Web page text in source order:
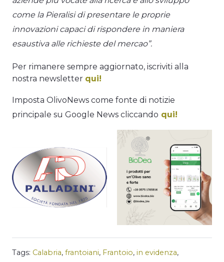
come la Pieralisi di presentare le proprie
innovazioni capaci di rispondere in maniera
esaustiva alle richieste del mercao”.
Per rimanere sempre aggiornato, iscriviti alla
nostra newsletter qui!
Imposta OlivoNews come fonte di notizie
principale su Google News cliccando qui!
Tags: Calabria, frantoiani, Frantoio, in evidenza,